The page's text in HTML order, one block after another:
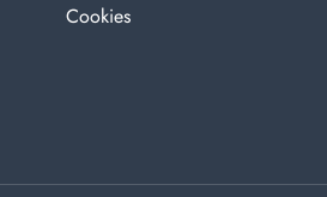
Cookies